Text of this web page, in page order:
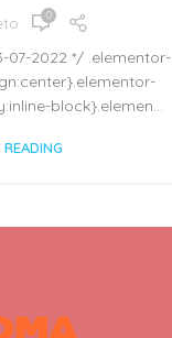
0
07-2022 */ .elementor-
block}.elemen...